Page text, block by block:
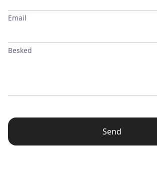
Email
Besked
Send